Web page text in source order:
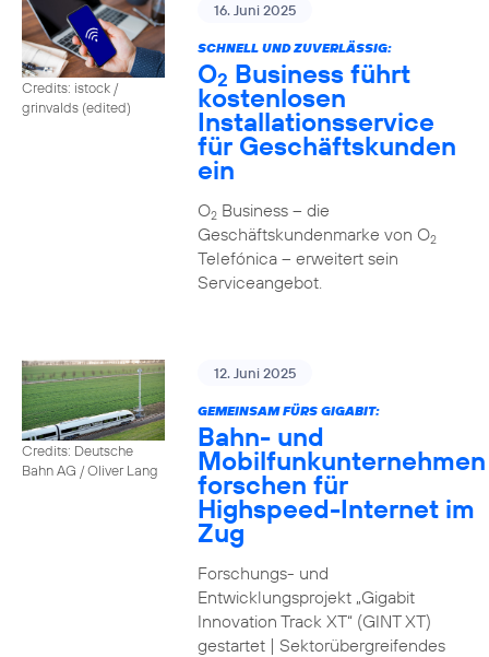
Credits: istock /
grinvalds (edited)
16. Juni 2025
SCHNELL UND ZUVERLÄSSIG:
O2 Business führt
kostenlosen
Installationsservice
für Geschäftskunden
ein
O2Business – die
Geschäftskundenmarke von O2
Telefónica – erweitert sein
Serviceangebot.
Credits: Deutsche
Bahn AG / Oliver Lang
12. Juni 2025
GEMEINSAM FÜRS GIGABIT:
Bahn- und
Mobilfunkunternehmen
forschen für
Highspeed-Internet im
Zug
Forschungs- und
Entwicklungsprojekt „Gigabit
Innovation Track XT“ (GINT XT)
gestartet | Sektorübergreifendes